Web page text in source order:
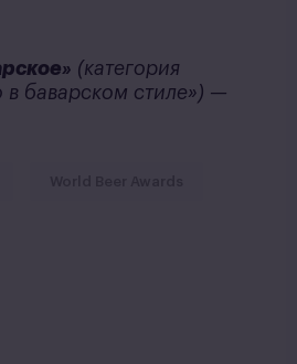
(категория
баварском стиле») —